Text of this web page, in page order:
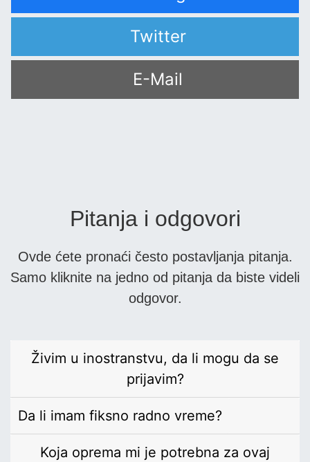
Twitter
E-Mail
Pitanja i odgovori
Ovde ćete pronaći često postavljanja pitanja.
Samo kliknite na jedno od pitanja da biste videli
odgovor.
Živim u inostranstvu, da li mogu da se
prijavim?
Da li imam fiksno radno vreme?
Koja oprema mi je potrebna za ovaj